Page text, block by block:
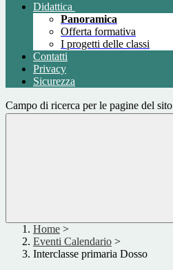
Didattica
Panoramica
Offerta formativa
I progetti delle classi
Contatti
Privacy
Sicurezza
Campo di ricerca per le pagine del sito
Home >
Eventi Calendario >
Interclasse primaria Dosso